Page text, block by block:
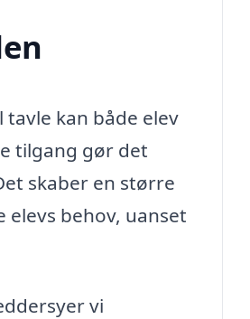
kan både elev
tilgang gør det
skaber en større
behov, uanset
vi